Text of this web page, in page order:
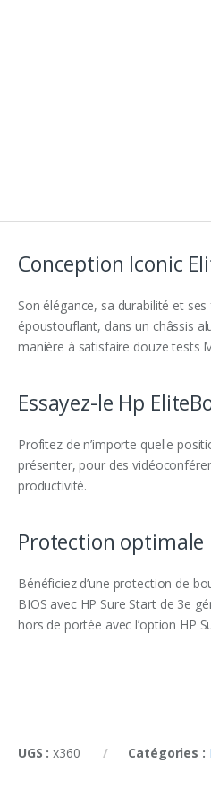
Conception Iconic
Son élégance, sa durabilité et
époustouflant, dans un châssis
manière à satisfaire douze tests
Essayez-le Hp
Profitez de n’importe quelle
présenter, pour des
productivité.
Protection optimale
Bénéficiez d’une protection de
BIOS avec HP Sure Start de 3e
hors de portée avec l’option HP
UGS :x360 Catégories :